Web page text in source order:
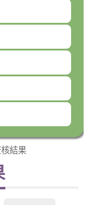
結果